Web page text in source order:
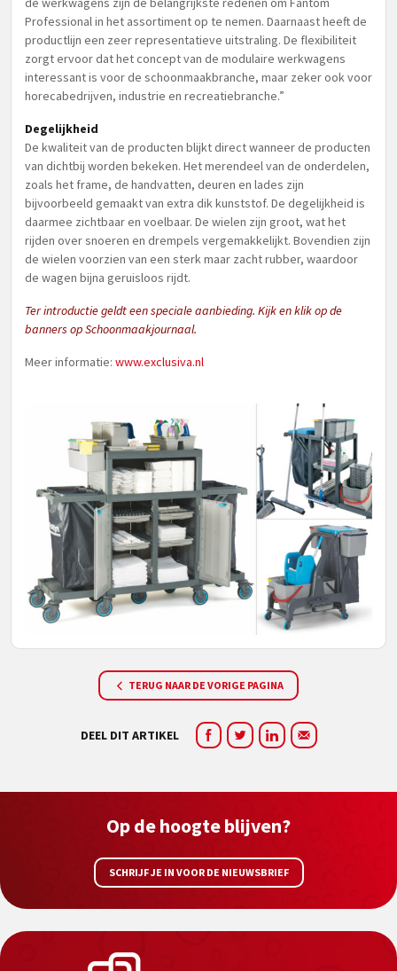
Professional in het assortiment op te nemen. Daarnaast heeft de
productlijn een zeer representatieve uitstraling. De flexibiliteit
zorgt ervoor dat het concept van de modulaire werkwagens
interessant is voor de schoonmaakbranche, maar zeker ook voor
horecabedrijven, industrie en recreatiebranche.”
Degelijkheid
De kwaliteit van de producten blijkt direct wanneer de producten
van dichtbij worden bekeken. Het merendeel van de onderdelen,
zoals het frame, de handvatten, deuren en lades zijn
bijvoorbeeld gemaakt van extra dik kunststof. De degelijkheid is
daarmee zichtbaar en voelbaar. De wielen zijn groot, wat het
rijden over snoeren en drempels vergemakkelijkt. Bovendien zijn
de wielen voorzien van een sterk maar zacht rubber, waardoor
de wagen bijna geruisloos rijdt.
Ter introductie geldt een speciale aanbieding. Kijk en klik op de
banners op Schoonmaakjournaal.
Meer informatie: www.exclusiva.nl
TERUG NAAR DE VORIGE PAGINA
DEEL DIT ARTIKEL
Op de hoogte blijven?
SCHRIJF JE IN VOOR DE NIEUWSBRIEF